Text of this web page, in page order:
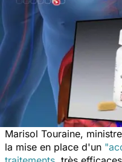
Marisol Touraine,
la mise en place d'un